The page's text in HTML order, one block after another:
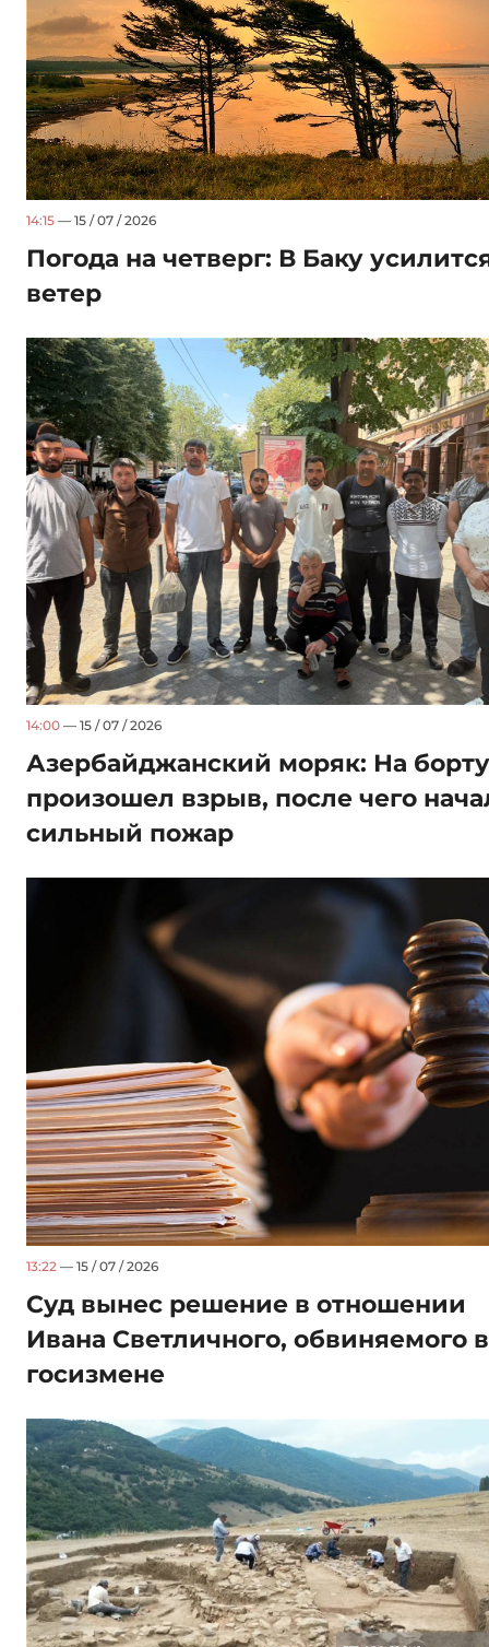
14:15 — 15 / 07 / 2026
Погода на четверг: В Баку
ветер
14:00 — 15 / 07 / 2026
Азербайджанский моряк: На борту
произошел взрыв, после чего
сильный пожар
13:22 — 15 / 07 / 2026
Суд вынес решение в отношении
Ивана Светличного, обвиняемого в
госизмене